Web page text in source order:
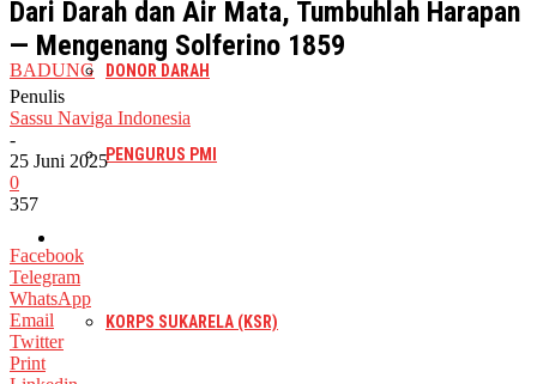
BADUNG DONOR DARAH
PENGURUS PMI
KORPS SUKARELA (KSR)
Dari Darah dan Air Mata, Tumbuhlah Harapan
— Mengenang Solferino 1859
Penulis
Sassu Naviga Indonesia
-
25 Juni 2025
0
357
Facebook
Telegram
WhatsApp
Email
Twitter
Print